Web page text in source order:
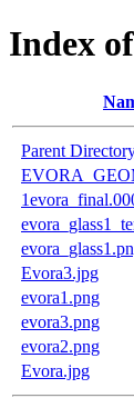
Index
Parent
Evora3.jpg
evora1.png
evora3.png
evora2.png
Evora.jpg